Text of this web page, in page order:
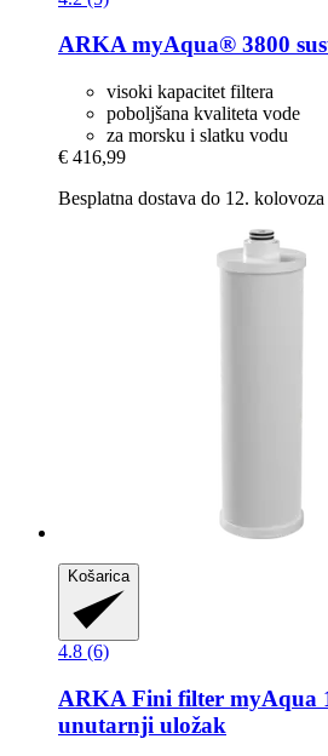
ARKAmyAqua® 3800
visoki kapacitet filtera
poboljšana kvaliteta vode
za morsku i slatku vodu
€ 416,99
Besplatna dostava do 12. kolovoza
Košarica
4.8 (6)
ARKA Fini filter myAqua
unutarnji uložak